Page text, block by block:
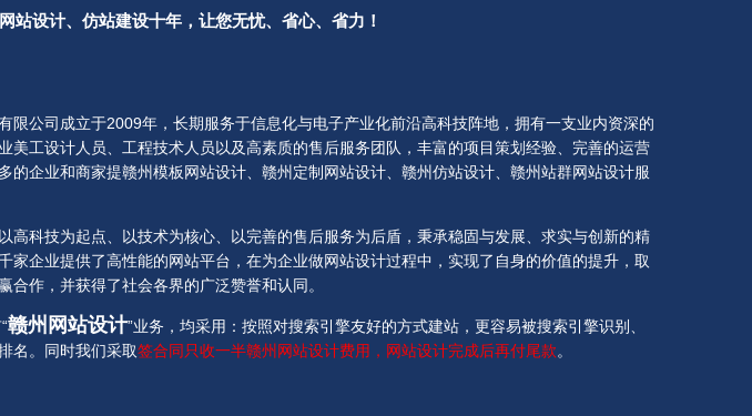
站设计、仿站建设十年，让您无忧、省心、省力！
限公司成立于2009年，长期服务于信息化与电子产业化前沿高科技阵地，拥有一支业内资深的
美工设计人员、工程技术人员以及高素质的售后服务团队，丰富的项目策划经验、完善的运营
的企业和商家提赣州模板网站设计、赣州定制网站设计、赣州仿站设计、赣州站群网站设计服
高科技为起点、以技术为核心、以完善的售后服务为后盾，秉承稳固与发展、求实与创新的精
家企业提供了高性能的网站平台，在为企业做网站设计过程中，实现了自身的价值的提升，取
合作，并获得了社会各界的广泛赞誉和认同。
赣州网站设计”业务，均采用：按照对搜索引擎友好的方式建站，更容易被搜索引擎识别、
名。同时我们采取签合同只收一半赣州网站设计费用，网站设计完成后再付尾款。